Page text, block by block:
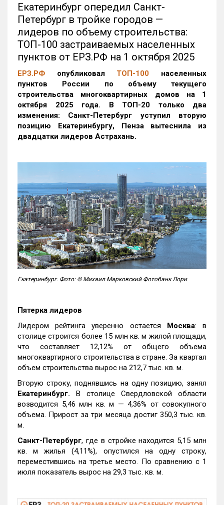
Екатеринбург опередил Санкт-
Петербург в тройке городов —
лидеров по объему строительства:
ТОП-100 застраиваемых населенных
пунктов от ЕРЗ.РФ на 1 октября 2025
ЕРЗ.РФ опубликовал ТОП-100 населенных
пунктов России по объему текущего
строительства многоквартирных домов на 1
октября 2025 года. В ТОП-20 только два
изменения: Санкт-Петербург уступил вторую
позицию Екатеринбургу, Пенза вытеснила из
двадцатки лидеров Астрахань.
Екатеринбург. Фото: © Михаил Марковский Фотобанк Лори
Пятерка лидеров
Лидером рейтинга уверенно остается Москва: в
столице строится более 15 млн кв. м жилой площади,
что составляет 12,12% от общего объема
многоквартирного строительства в стране. За квартал
объем строительства вырос на 212,7 тыс. кв. м.
Вторую строку, поднявшись на одну позицию, занял
Екатеринбург. В столице Свердловской области
возводится 5,46 млн кв. м — 4,36% от совокупного
объема. Прирост за три месяца достиг 350,3 тыс. кв.
м.
Санкт-Петербург, где в стройке находится 5,15 млн
кв. м жилья (4,11%), опустился на одну строку,
переместившись на третье место. По сравнению с 1
июля показатель вырос на 29,3 тыс. кв. м.